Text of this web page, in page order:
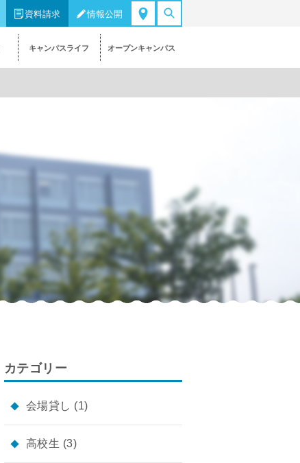
資料請求 情報公開
キャンパスライフ オープンキャンパス
カテゴリー
会場貸し (1)
高校生 (3)